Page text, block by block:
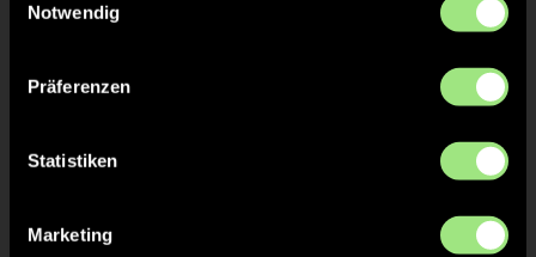
Notwendig
Präferenzen
Statistiken
Marketing